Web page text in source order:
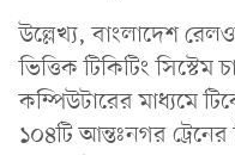
উল্লেখ্য, বাংলাদেশ
ভিত্তিক টিকিটিং
কম্পিউটারের মাধ্যমে
১০৪টি আন্তঃনগর